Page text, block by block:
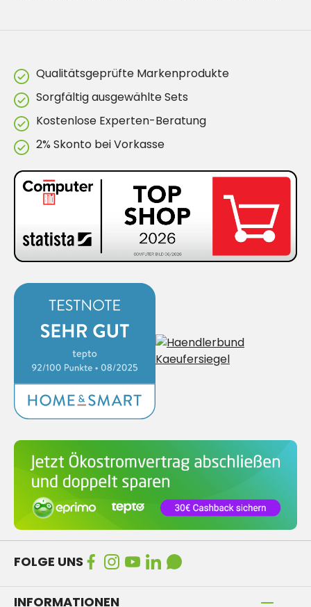
Qualitätsgeprüfte Markenprodukte
Sorgfältig ausgewählte Sets
Kostenlose Experten-Beratung
2% Skonto bei Vorkasse
FOLGE UNS
INFORMATIONEN